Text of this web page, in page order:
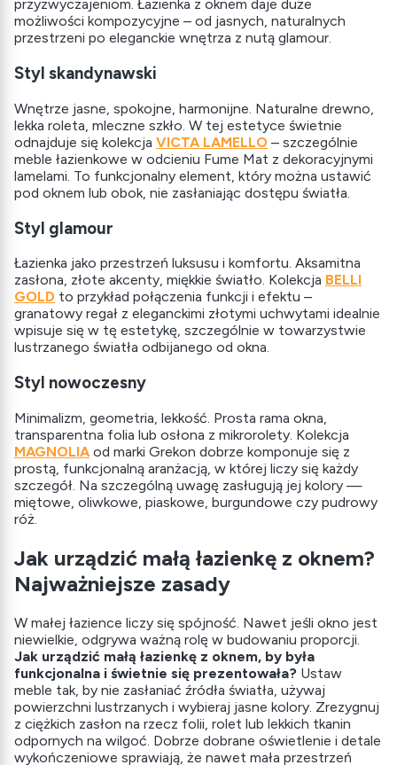
przyzwyczajeniom. Łazienka z oknem daje duże
możliwości kompozycyjne – od jasnych, naturalnych
przestrzeni po eleganckie wnętrza z nutą glamour.
Styl skandynawski
Wnętrze jasne, spokojne, harmonijne. Naturalne drewno,
lekka roleta, mleczne szkło. W tej estetyce świetnie
odnajduje się kolekcja VICTA LAMELLO – szczególnie
meble łazienkowe w odcieniu Fume Mat z dekoracyjnymi
lamelami. To funkcjonalny element, który można ustawić
pod oknem lub obok, nie zasłaniając dostępu światła.
Styl glamour
Łazienka jako przestrzeń luksusu i komfortu. Aksamitna
zasłona, złote akcenty, miękkie światło. Kolekcja BELLI
GOLD to przykład połączenia funkcji i efektu –
granatowy regał z eleganckimi złotymi uchwytami idealnie
wpisuje się w tę estetykę, szczególnie w towarzystwie
lustrzanego światła odbijanego od okna.
Styl nowoczesny
Minimalizm, geometria, lekkość. Prosta rama okna,
transparentna folia lub osłona z mikrorolety. Kolekcja
MAGNOLIA od marki Grekon dobrze komponuje się z
prostą, funkcjonalną aranżacją, w której liczy się każdy
szczegół. Na szczególną uwagę zasługują jej kolory —
miętowe, oliwkowe, piaskowe, burgundowe czy pudrowy
róż.
Jak urządzić małą łazienkę z oknem?
Najważniejsze zasady
W małej łazience liczy się spójność. Nawet jeśli okno jest
niewielkie, odgrywa ważną rolę w budowaniu proporcji.
Jak urządzić małą łazienkę z oknem, by była
funkcjonalna i świetnie się prezentowała? Ustaw
meble tak, by nie zasłaniać źródła światła, używaj
powierzchni lustrzanych i wybieraj jasne kolory. Zrezygnuj
z ciężkich zasłon na rzecz folii, rolet lub lekkich tkanin
odpornych na wilgoć. Dobrze dobrane oświetlenie i detale
wykończeniowe sprawiają, że nawet mała przestrzeń